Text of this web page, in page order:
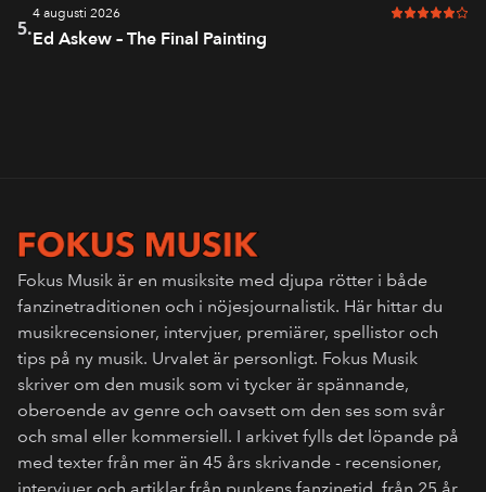
5.
4 augusti 2026 5 av 6 i
Ed Askew – The Final Painting
Fokus Musik är en musiksite med djupa rötter i både
fanzinetraditionen och i nöjesjournalistik. Här hittar du
musikrecensioner, intervjuer, premiärer, spellistor och
tips på ny musik. Urvalet är personligt. Fokus Musik
skriver om den musik som vi tycker är spännande,
oberoende av genre och oavsett om den ses som svår
och smal eller kommersiell. I arkivet fylls det löpande på
med texter från mer än 45 års skrivande - recensioner,